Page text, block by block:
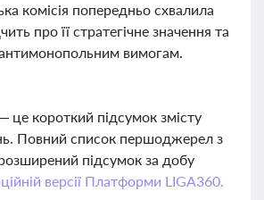
комісія попередньо схвалила
про її стратегічне значення та
антимонопольним вимогам.
короткий підсумок змісту
Повний список першоджерел з
підсумок за добу
версії Платформи LIGA360.